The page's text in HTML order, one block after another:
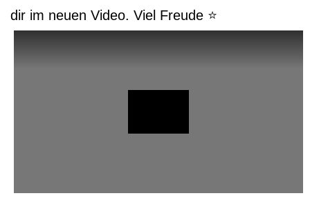
dir im neuen Video. Viel Freude ⭐️